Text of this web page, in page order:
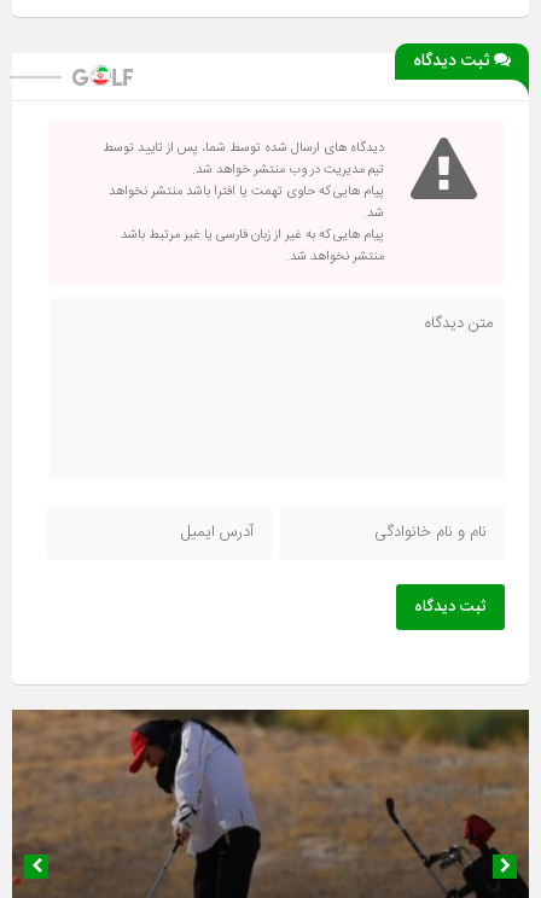
ثبت دیدگاه
دیدگاه های ارسال شده توسط شما، پس از تایید توسط
تیم مدیریت در وب منتشر خواهد شد.
پیام هایی که حاوی تهمت یا افترا باشد منتشر نخواهد
شد.
پیام هایی که به غیر از زبان فارسی یا غیر مرتبط باشد
منتشر نخواهد شد.
ثبت دیدگاه